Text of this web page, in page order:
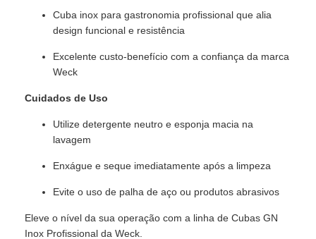
Cuba inox para gastronomia profissional que alia
design funcional e resistência
Excelente custo-benefício com a confiança da marca
Weck
Cuidados de Uso
Utilize detergente neutro e esponja macia na
lavagem
Enxágue e seque imediatamente após a limpeza
Evite o uso de palha de aço ou produtos abrasivos
Eleve o nível da sua operação com a linha de Cubas GN
Inox Profissional da Weck.